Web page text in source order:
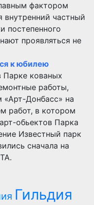
фактором
частный
постепенного
проявляться не
к юбилею
Парке кованых
работы,
«Арт-Донбасс» на
работ, в котором
обьектов Парка
Известный парк
сначала на
Гильдия